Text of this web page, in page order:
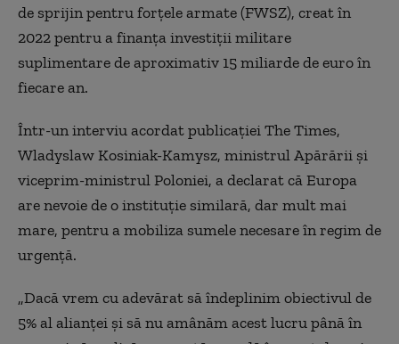
de sprijin pentru forțele armate (FWSZ), creat în
2022 pentru a finanța investiții militare
suplimentare de aproximativ 15 miliarde deeuroîn
fiecare an.
Într-un interviu acordat publicației The Times,
Wladyslaw Kosiniak-Kamysz, ministrulApărării și
viceprim-ministrul Poloniei, a declarat că Europa
are nevoie de o instituție similară, dar mult mai
mare, pentru a mobiliza sumele necesare în regim de
urgență.
„Dacă vrem cu adevărat să îndeplinim obiectivul de
5% al ​​alianței și să nu amânăm acest lucru până în